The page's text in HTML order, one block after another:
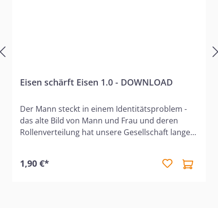
Eisen schärft Eisen 1.0 - DOWNLOAD
Der Mann steckt in einem Identitätsproblem -
das alte Bild von Mann und Frau und deren
Rollenverteilung hat unsere Gesellschaft lange
veraltert und nicht mehr praktikabel. Immer
1,90 €*